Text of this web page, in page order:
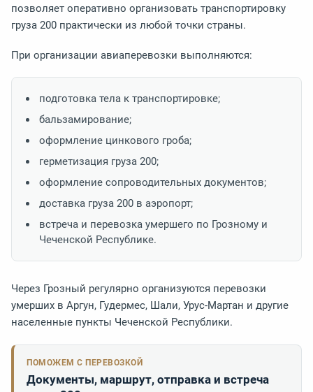
позволяет оперативно организовать транспортировку
груза 200 практически из любой точки страны.
При организации авиаперевозки выполняются:
подготовка тела к транспортировке;
бальзамирование;
оформление цинкового гроба;
герметизация груза 200;
оформление сопроводительных документов;
доставка груза 200 в аэропорт;
встреча и перевозка умершего по Грозному и
Чеченской Республике.
Через Грозный регулярно организуются перевозки
умерших в Аргун, Гудермес, Шали, Урус-Мартан и другие
населенные пункты Чеченской Республики.
ПОМОЖЕМ С ПЕРЕВОЗКОЙ
Документы, маршрут, отправка и встреча